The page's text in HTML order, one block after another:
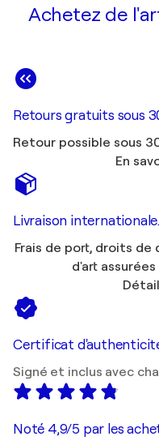
Achetez de
Retours gratuits sous
Retour possible sous
En
Livraison
Frais de port, droits
d'art
Certificat
Signé et inclus avec
Noté 4,9/5 par les